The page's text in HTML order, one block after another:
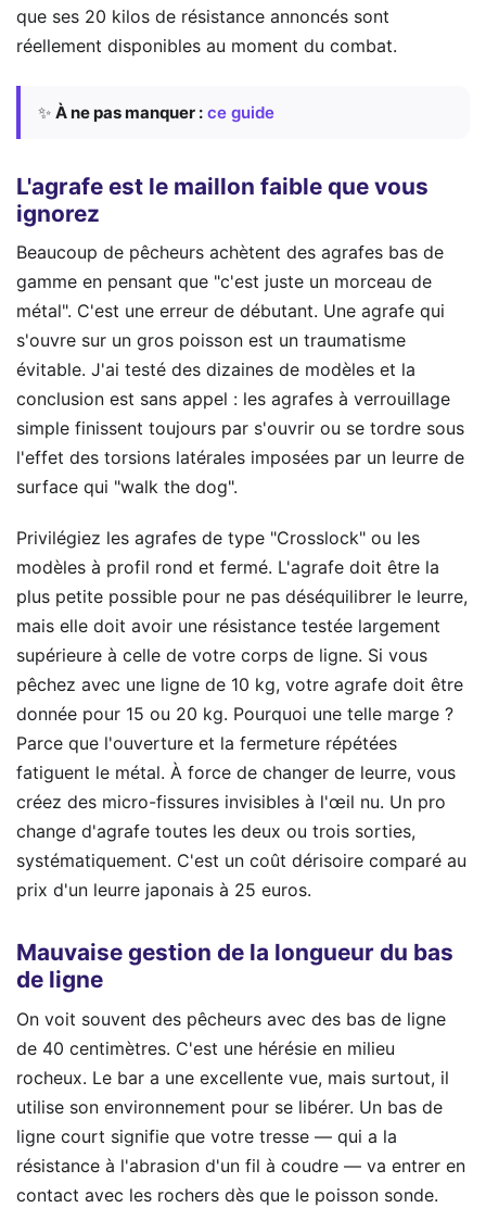
que ses 20 kilos de résistance annoncés sont
réellement disponibles au moment du combat.
✨ À ne pas manquer : ce guide
L'agrafe est le maillon faible que vous
ignorez
Beaucoup de pêcheurs achètent des agrafes bas de
gamme en pensant que "c'est juste un morceau de
métal". C'est une erreur de débutant. Une agrafe qui
s'ouvre sur un gros poisson est un traumatisme
évitable. J'ai testé des dizaines de modèles et la
conclusion est sans appel : les agrafes à verrouillage
simple finissent toujours par s'ouvrir ou se tordre sous
l'effet des torsions latérales imposées par un leurre de
surface qui "walk the dog".
Privilégiez les agrafes de type "Crosslock" ou les
modèles à profil rond et fermé. L'agrafe doit être la
plus petite possible pour ne pas déséquilibrer le leurre,
mais elle doit avoir une résistance testée largement
supérieure à celle de votre corps de ligne. Si vous
pêchez avec une ligne de 10 kg, votre agrafe doit être
donnée pour 15 ou 20 kg. Pourquoi une telle marge ?
Parce que l'ouverture et la fermeture répétées
fatiguent le métal. À force de changer de leurre, vous
créez des micro-fissures invisibles à l'œil nu. Un pro
change d'agrafe toutes les deux ou trois sorties,
systématiquement. C'est un coût dérisoire comparé au
prix d'un leurre japonais à 25 euros.
Mauvaise gestion de la longueur du bas
de ligne
On voit souvent des pêcheurs avec des bas de ligne
de 40 centimètres. C'est une hérésie en milieu
rocheux. Le bar a une excellente vue, mais surtout, il
utilise son environnement pour se libérer. Un bas de
ligne court signifie que votre tresse — qui a la
résistance à l'abrasion d'un fil à coudre — va entrer en
contact avec les rochers dès que le poisson sonde.